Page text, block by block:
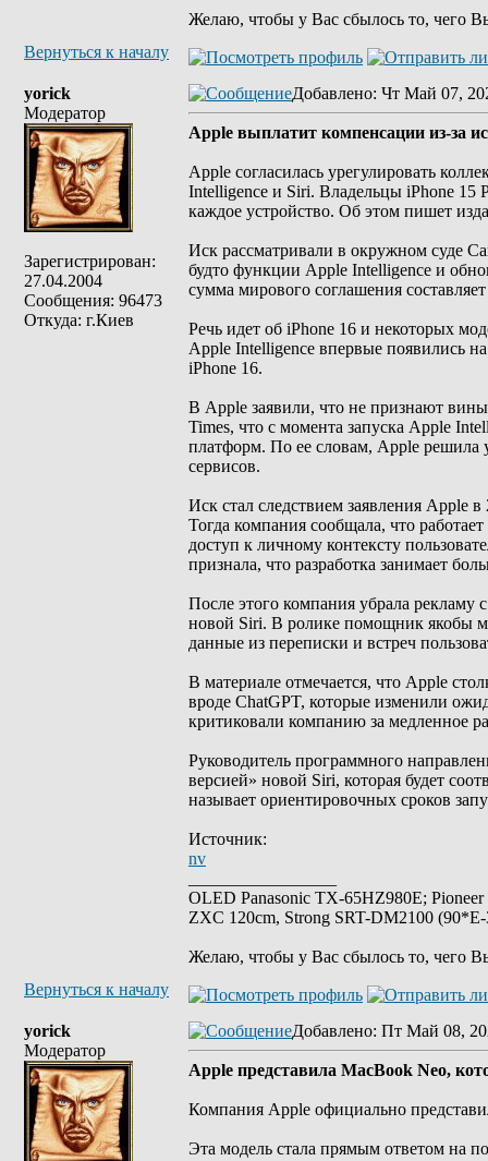
Желаю, чтобы у Вас сбылось то, чего
Вернуться к началу
yorick
Модератор
Зарегистрирован:
27.04.2004
Сообщения: 96473
Откуда: г.Киев
Добавлено: Чт Май 07,
Apple выплатит компенсации из-за
Apple согласилась урегулировать
Intelligence и Siri. Владельцы iPhone 15
каждое устройство. Об этом пишет
Иск рассматривали в окружном суде
будто функции Apple Intelligence и
сумма мирового соглашения
Речь идет об iPhone 16 и некоторых
Apple Intelligence впервые появились
iPhone 16.
В Apple заявили, что не признают
Times, что с момента запуска Apple
платформ. По ее словам, Apple решила
сервисов.
Иск стал следствием заявления Apple
Тогда компания сообщала, что
доступ к личному контексту
признала, что разработка занимает
После этого компания убрала рекламу
новой Siri. В ролике помощник якобы
данные из переписки и встреч
В материале отмечается, что Apple
вроде ChatGPT, которые изменили
критиковали компанию за медленное
Руководитель программного
версией» новой Siri, которая будет
называет ориентировочных сроков
Источник:
nv
OLED Panasonic TX-65HZ980E;
ZXC 120cm, Strong SRT-DM2100
Желаю, чтобы у Вас сбылось то, чего
Вернуться к началу
yorick
Модератор
Добавлено: Пт Май 08,
Apple представила MacBook Neo,
Компания Apple официально
Эта модель стала прямым ответом на